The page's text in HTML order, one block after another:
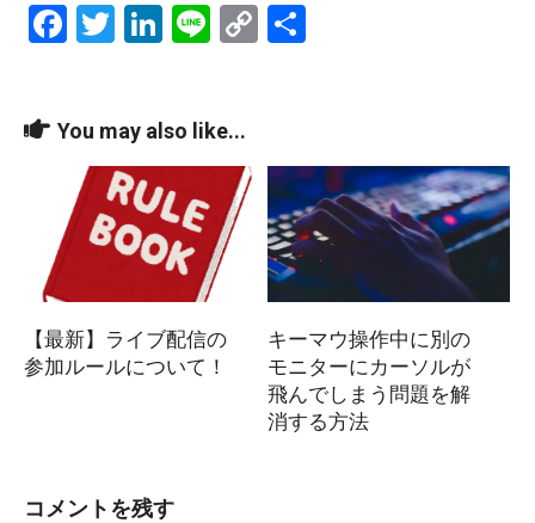
Facebook
Twitter
LinkedIn
LineCopy
You may also like...
【最新】ライブ配信の
参加ルールについて！
キーマウ操作中に別の
モニターにカーソルが
飛んでしまう問題を解
消する方法
コメントを残す